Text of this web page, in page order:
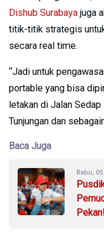
Dishub Surabaya juga
titik-titik strategis
secara real time.
“Jadi untuk
portable yang bisa
letakan di Jalan
Tunjungan dan
Baca Juga
Rabu,
Pekan!